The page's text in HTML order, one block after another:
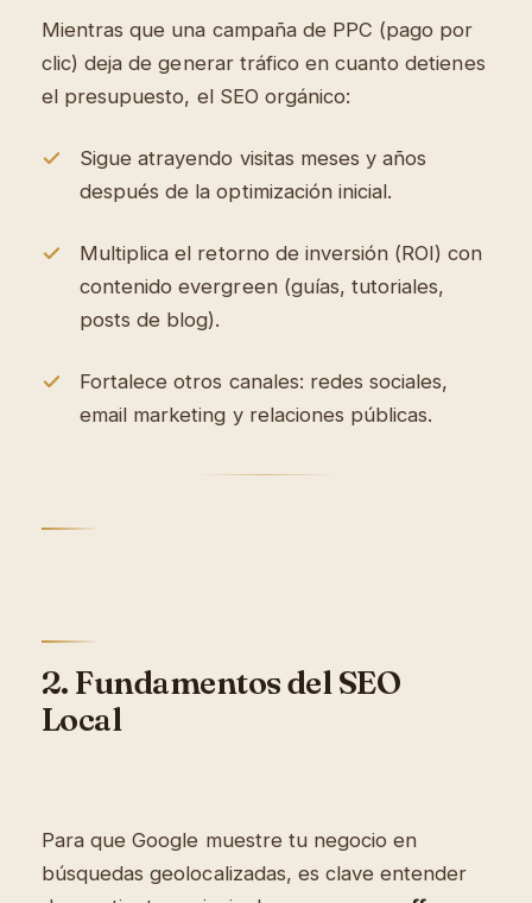
Mientras que una campaña de PPC (pago por
clic) deja de generar tráfico en cuanto detienes
el presupuesto, el SEO orgánico:
Sigue atrayendo visitas meses y años
después de la optimización inicial.
Multiplica el retorno de inversión (ROI) con
contenido evergreen (guías, tutoriales,
posts de blog).
Fortalece otros canales: redes sociales,
email marketing y relaciones públicas.
2. Fundamentos del SEO
Local
Para que Google muestre tu negocio en
búsquedas geolocalizadas, es clave entender